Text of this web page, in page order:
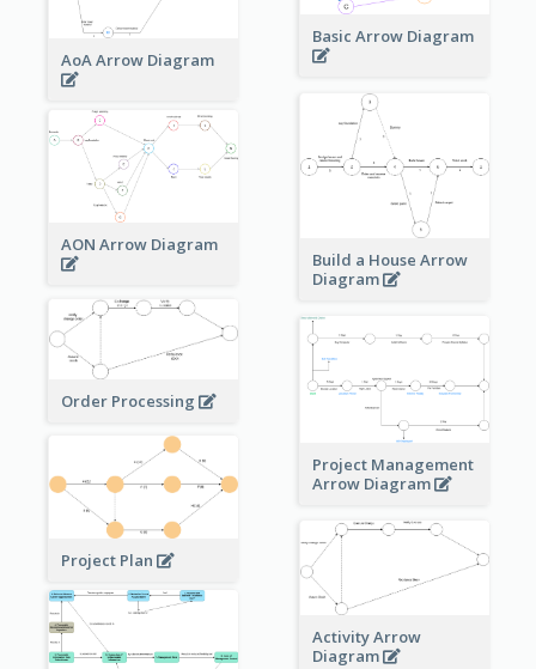
AoA Arrow Diagram
Basic Arrow Diagram
Build a House Arrow
Diagram
AON Arrow Diagram
Order Processing
Project Management
Arrow Diagram
Project Plan
Activity Arrow
Diagram